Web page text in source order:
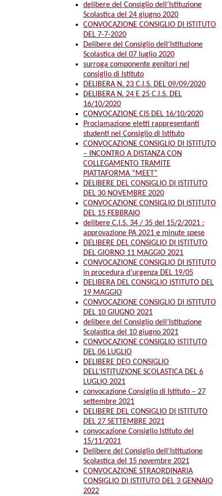
delibere del Consiglio dell’Istituzione
Scolastica del 24 giugno 2020
CONVOCAZIONE CONSIGLIO DI ISTITUTO
DEL 7-7-2020
Delibere del Consiglio dell’Istituzione
Scolastica del 07 luglio 2020
surroga componente genitori nel
consiglio di Istituto
DELIBERA N. 23 C.I.S. DEL 09/09/2020
DELIBERA N. 24 E 25 C.I.S. DEL
16/10/2020
CONVOCAZIONE CIS DEL 16/10/2020
Proclamazione eletti rappresentanti
studenti nel Consiglio di Istituto
CONVOCAZIONE CONSIGLIO DI ISTITUTO
– INCONTRO A DISTANZA CON
COLLEGAMENTO TRAMITE
PIATTAFORMA “MEET”
DELIBERE DEL CONSIGLIO DI ISTITUTO
DEL 30 NOVEMBRE 2020
CONVOCAZIONE CONSIGLIO DI ISTITUTO
DEL 15 FEBBRAIO
delibere C.I.S. 34 / 35 del 15/2/2021 :
approvazione PA 2021 e minute spese
DELIBERE DEL CONSIGLIO DI ISTITUTO
DEL GIORNO 11 MAGGIO 2021
CONVOCAZIONE CONSIGLIO DI ISTITUTO
in procedura d’urgenza DEL 19/05
DELIBERA DEL CONSIGLIO ISTITUTO DEL
19 MAGGIO
CONVOCAZIONE CONSIGLIO DI ISTITUTO
DEL 10 GIUGNO 2021
delibere del Consiglio dell’Istituzione
Scolastica del 10 giugno 2021
CONVOCAZIONE CONSIGLIO ISTITUTO
DEL 06 LUGLIO
DELIBERE DEO CONSIGLIO
DELL’ISTITUZIONE SCOLASTICA DEL 6
LUGLIO 2021
convocazione Consiglio di Istituto – 27
settembre 2021
DELIBERE DEL CONSIGLIO DI ISTITUTO
DEL 27 SETTEMBRE 2021
convocazione Consiglio Istituto del
15/11/2021
Delibere del Consiglio dell’Istituzione
Scolastica del 15 novembre 2021
CONVOCAZIONE STRAORDINARIA
CONSIGLIO DI ISTITUTO DEL 3 GENNAIO
2022